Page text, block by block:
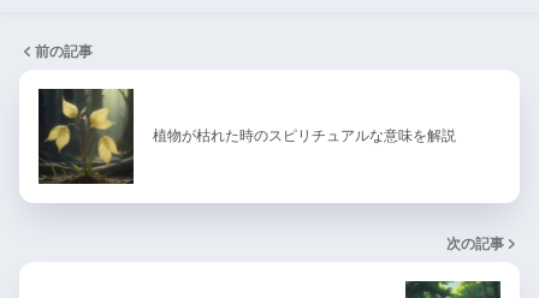
前の記事
植物が枯れた時のスピリチュアルな意味を解説
次の記事